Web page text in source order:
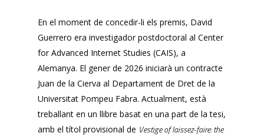
En el moment de concedir-li els premis, David
Guerrero era investigador postdoctoral al Center
for Advanced Internet Studies (CAIS), a
Alemanya. El gener de 2026 iniciarà un contracte
Juan de la Cierva al Departament de Dret de la
Universitat Pompeu Fabra. Actualment, està
treballant en un llibre basat en una part de la tesi,
amb el títol provisional de Vestige of laissez-faire: the